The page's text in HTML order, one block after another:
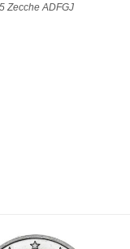
Zecche ADFGJ